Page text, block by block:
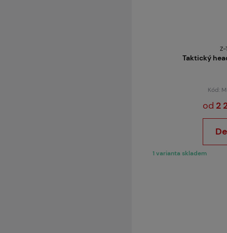
Z-
Taktický
Kód:
od 2
1 varianta skladem